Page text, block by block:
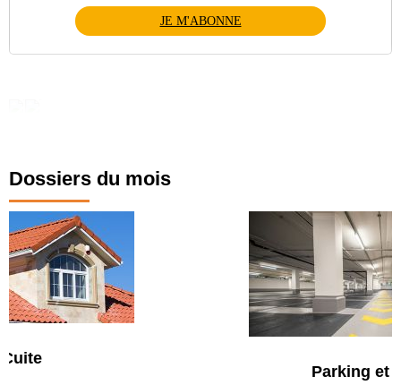
JE M'ABONNE
Dossiers du mois